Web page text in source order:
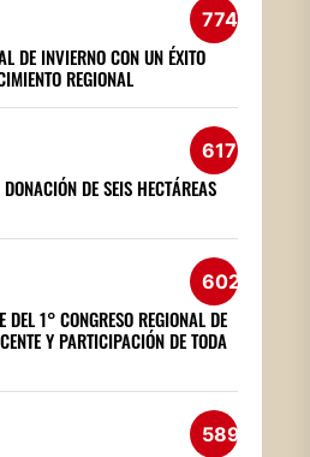
774
DE INVIERNO CON UN ÉXITO
REGIONAL
617
DE SEIS HECTÁREAS
602
1° CONGRESO REGIONAL DE
Y PARTICIPACIÓN DE TODA
589